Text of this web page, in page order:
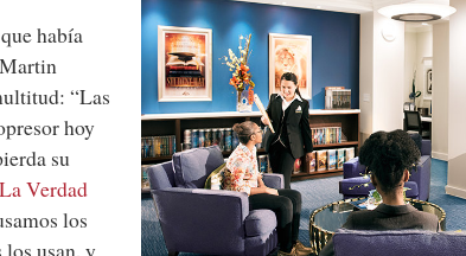
que había
“Las
hoy
su
La Verdad
los
los usan, y